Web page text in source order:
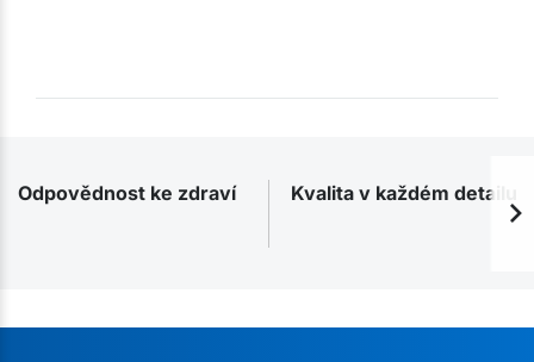
Odpovědnost ke zdraví Kvalita v každém detailu